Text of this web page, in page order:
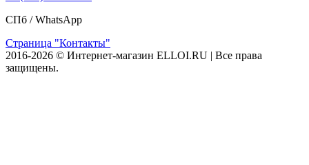
СПб /WhatsApp
Страница "Контакты"
2016-2026 © Интернет-магазин ELLOI.RU | Все права
защищены.